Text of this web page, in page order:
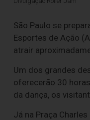
São Paulo se
Esportes de Ação
atrair
Um dos grandes
oferecerão 30
da dança, os
Já na Praça